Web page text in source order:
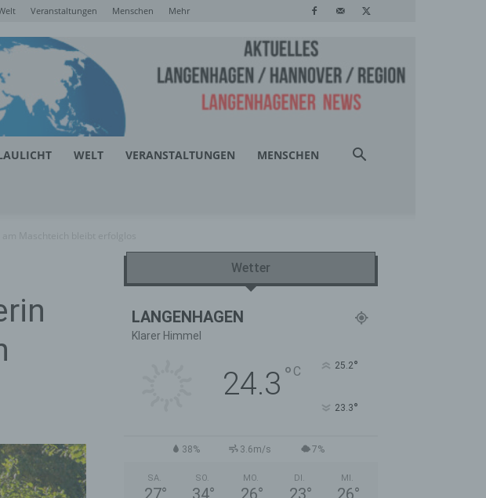
Veranstaltungen Menschen Mehr
WELT VERANSTALTUNGEN MENSCHEN
Wetter
LANGENHAGEN
Klarer Himmel
24.3 ° C 25.2°
23.3°
38% 3.6m/s 7%
SA.
27°
SO.
34°
MO.
26°
DI.
23°
MI.
26°